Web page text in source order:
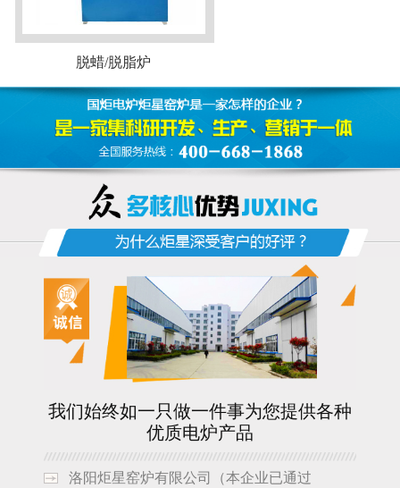
脱蜡/脱脂炉
我们始终如一只做一件事为您提供各种
优质电炉产品
洛阳炬星窑炉有限公司（本企业已通过